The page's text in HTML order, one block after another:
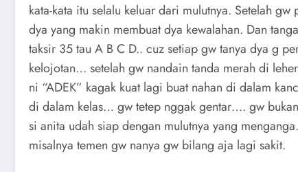
kata-kata itu selalu keluar dari mulutnya. Setelah
dya yang makin membuat dya kewalahan. Dan
taksir 35 tau A B C D.. cuz setiap gw tanya dya g
kelojotan… setelah gw nandain tanda merah di
ni “ADEK” kagak kuat lagi buat nahan di dalam
di dalam kelas… gw tetep nggak gentar…. gw
si anita udah siap dengan mulutnya yang
misalnya temen gw nanya gw bilang aja lagi sakit.